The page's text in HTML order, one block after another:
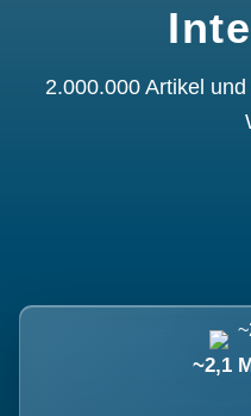
2.000.000 Artikel
~2,1